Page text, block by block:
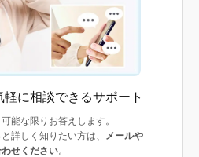
に相談できるサポート
能な限りお答えします。
詳しく知りたい方は、
メールや
せください。